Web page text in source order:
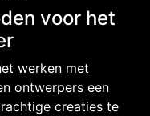
voor het
werken met
ontwerpers een
creaties te